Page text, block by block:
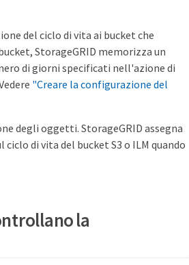
del ciclo di vita ai bucket che
StorageGRID memorizza un
di giorni specificati nell'azione di
"Creare la configurazione del
degli oggetti. StorageGRID assegna
di vita del bucket S3 o ILM quando
la